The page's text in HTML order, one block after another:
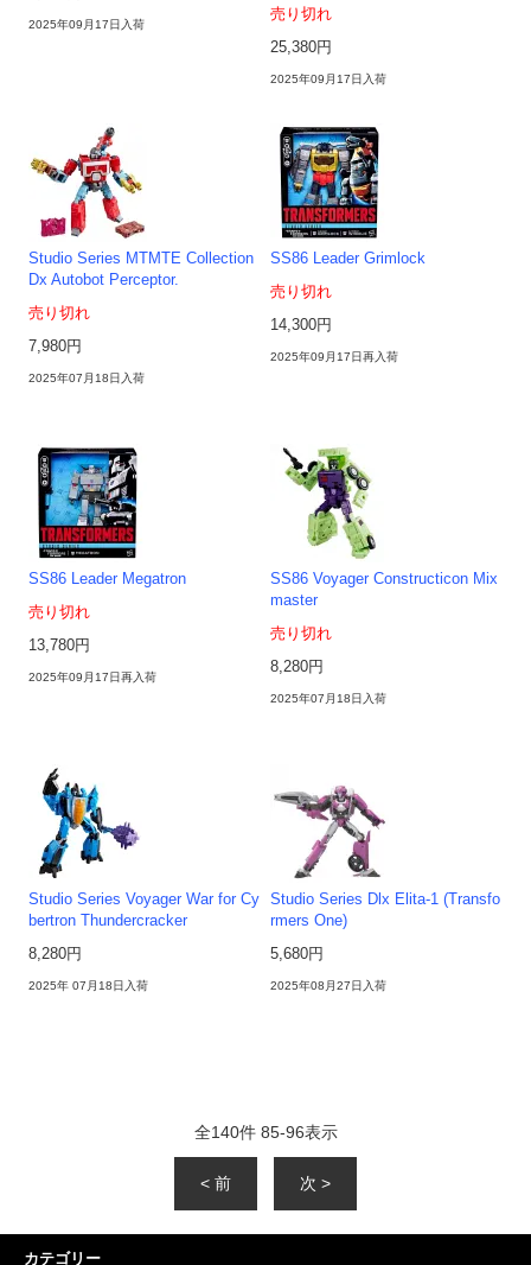
2025年09月17日入荷
売り切れ
25,380円
2025年09月17日入荷
Studio Series MTMTE Collection
Dx Autobot Perceptor.
売り切れ
7,980円
2025年07月18日入荷
SS86 Leader Grimlock
売り切れ
14,300円
2025年09月17日再入荷
SS86 Leader Megatron
売り切れ
13,780円
2025年09月17日再入荷
SS86 Voyager Constructicon Mix
master
売り切れ
8,280円
2025年07月18日入荷
Studio Series Voyager War for Cy
bertron Thundercracker
8,280円
2025年 07月18日入荷
Studio Series Dlx Elita-1 (Transfo
rmers One)
5,680円
2025年08月27日入荷
全140件 85-96表示
< 前 次 >
カテゴリー